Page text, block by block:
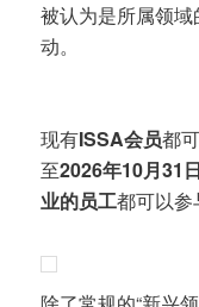
被认为是所属领
动。
现有ISSA会员都
至2026年10月31
业的员工都可以参